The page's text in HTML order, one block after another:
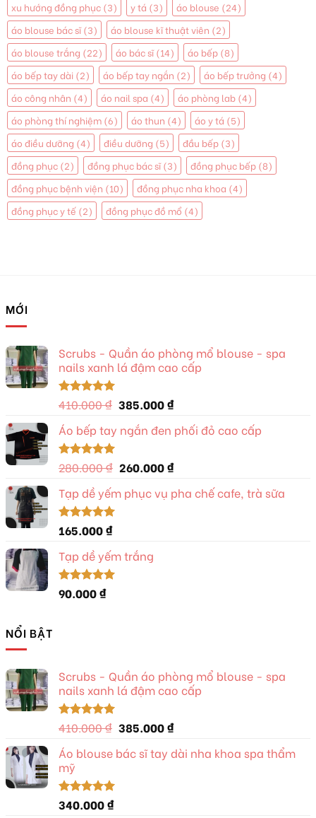
xu hướng đồng phục (3) y tá (3) áo blouse (24)
áo blouse bác sĩ(3) áo blouse kĩ thuật viên (2)
áo blouse trắng (22) áo bác sĩ(14) áo bếp (8)
áo bếp tay dài (2) áo bếp tay ngắn (2) áo bếp trưởng (4)
áo công nhân (4) áo nail spa (4) áo phòng lab (4)
áo phòng thí nghiệm (6) áo thun (4) áo y tá (5)
áo điều dưỡng (4) điều dưỡng (5) đầu bếp (3)
đồng phục (2) đồng phục bác sĩ(3) đồng phục bếp (8)
đồng phục bệnh viện (10) đồng phục nha khoa (4)
đồng phục y tế (2) đồng phục đồ mổ (4)
MỚI
Scrubs - Quần áo phòng mổ blouse - spa
nails xanh lá đậm cao cấp
Được xếp
5 sao
410.000₫ Giá
là:
385.000₫Giá
tại
385.000 ₫.
Áo bếp tay ngắn đen phối đỏ cao cấp
Được xếp
5 sao
280.000₫ Giá
là:
260.000₫Giá
tại
Tạp dề yếm phục vụ pha chế cafe, trà sữa
Được xếp
hạng 5.00
5 sao
165.000₫
Tạp dề yếm trắng
Được xếp
hạng5.00
90.000₫
NỔI BẬT
Scrubs - Quần áo phòng mổ blouse - spa
nails xanh lá đậm cao cấp
Được xếp
5 sao
410.000₫ Giá
là:
385.000₫Giá
tại
Áo blouse bác sĩ tay dài nha khoa spa thẩm
mỹ
Được xếp
hạng 5.00
340.000₫